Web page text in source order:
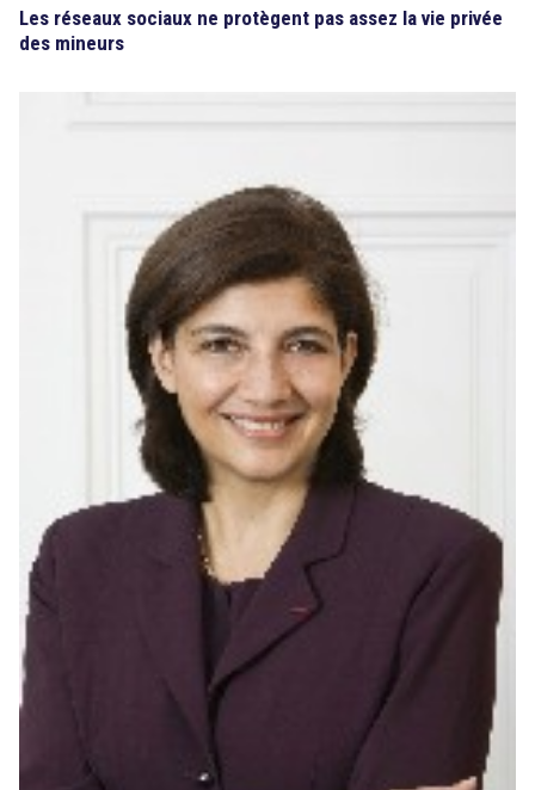
Les réseaux sociaux ne protègent pas assez la vie privée
des mineurs